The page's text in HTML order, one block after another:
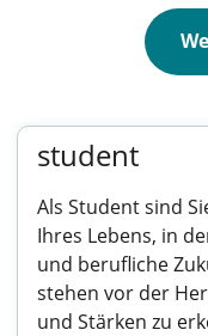
student
Als Student sind
Ihres Lebens, in
und berufliche
stehen vor der
und Stärken zu